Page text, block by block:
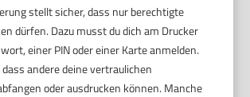
stellt sicher, dass nur berechtigte
dürfen. Dazu musst du dich am Drucker
einer PIN oder einer Karte anmelden.
andere deine vertraulichen
oder ausdrucken können. Manche